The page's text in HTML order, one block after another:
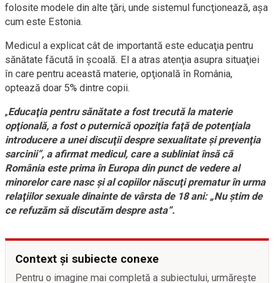
folosite modele din alte ţări, unde sistemul funcţionează, aşa
cum este Estonia.
Medicul a explicat cât de importantă este educaţia pentru
sănătate făcută în şcoală. El a atras atenţia asupra situaţiei
în care pentru această materie, opţională în România,
optează doar 5% dintre copii.
„Educaţia pentru sănătate a fost trecută la materie
opţională, a fost o puternică opoziţia faţă de potenţiala
introducere a unei discuţii despre sexualitate şi prevenţia
sarcinii”, a afirmat medicul, care a subliniat însă că
România este prima în Europa din punct de vedere al
minorelor care nasc şi al copiilor născuţi prematur în urma
relaţiilor sexuale dinainte de vârsta de 18 ani: „Nu ştim de
ce refuzăm să discutăm despre asta”.
Context și subiecte conexe
Pentru o imagine mai completă a subiectului, urmărește